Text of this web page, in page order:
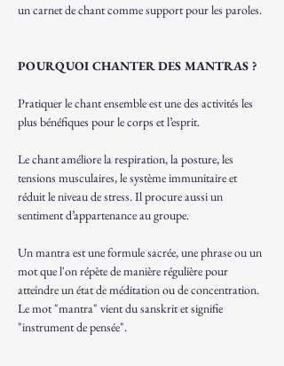
un carnet de chant comme support pour les paroles.
POURQUOI CHANTER DES MANTRAS ?
Pratiquer le chant ensemble est une des activités les
plus bénéfiques pour le corps et l’esprit.
Le chant améliore la respiration, la posture, les
tensions musculaires, le système immunitaire et
réduit le niveau de stress. Il procure aussi un
sentiment d’appartenance au groupe.
Un mantra est une formule sacrée, une phrase ou un
mot que l'on répète de manière régulière pour
atteindre un état de méditation ou de concentration.
Le mot "mantra" vient du sanskrit et signifie
"instrument de pensée".